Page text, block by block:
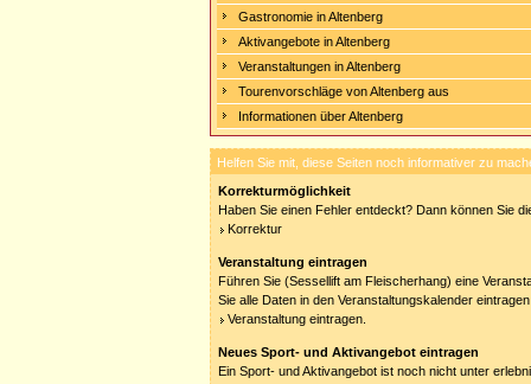
Gastronomie in Altenberg
Aktivangebote in Altenberg
Veranstaltungen in Altenberg
Tourenvorschläge von Altenberg aus
Informationen über Altenberg
Helfen Sie mit, diese Seiten noch informativer zu
Korrekturmöglichkeit
Haben Sie einen Fehler entdeckt? Dann können Sie
Korrektur
Veranstaltung eintragen
Führen Sie (Sessellift am Fleischerhang) eine
Sie alle Daten in den Veranstaltungskalender
Veranstaltung eintragen.
Neues Sport- und Aktivangebot eintragen
Ein Sport- und Aktivangebot ist noch nicht unter